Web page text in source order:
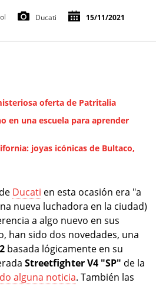
Ducati 15/11/2021
oferta de Patritalia
en una escuela para aprender
joyas icónicas de Bultaco,
Ducati en esta ocasión era "a
nueva luchadora en la ciudad)
a algo nuevo en sus
han sido dos novedades, una
basada lógicamente en su
Streetfighter V4 "SP" de la
alguna noticia. También las